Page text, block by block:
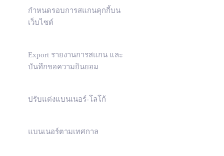
กำหนดรอบการสแกนคุกกี้บน
เว็บไซต์
Export รายงานการสแกน และ
บันทึกขอความยินยอม
ปรับแต่งแบนเนอร์-โลโก้
แบนเนอร์ตามเทศกาล